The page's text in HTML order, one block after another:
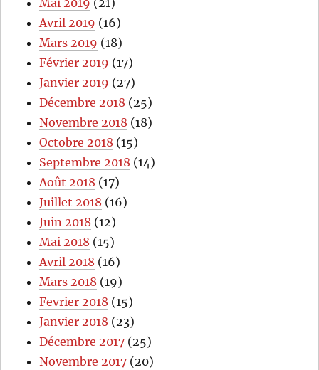
Avril 2019 (16)
Mars 2019 (18)
Février 2019 (17)
Janvier 2019 (27)
Décembre 2018 (25)
Novembre 2018 (18)
Octobre 2018 (15)
Septembre 2018 (14)
Août 2018 (17)
Juillet 2018 (16)
Juin 2018 (12)
Mai 2018 (15)
Avril 2018 (16)
Mars 2018 (19)
Fevrier 2018 (15)
Janvier 2018 (23)
Décembre 2017 (25)
Novembre 2017 (20)